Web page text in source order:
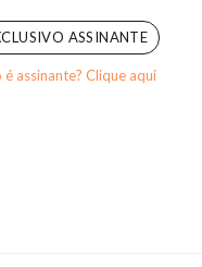
ASSINANTE
é assinante? Clique aqui